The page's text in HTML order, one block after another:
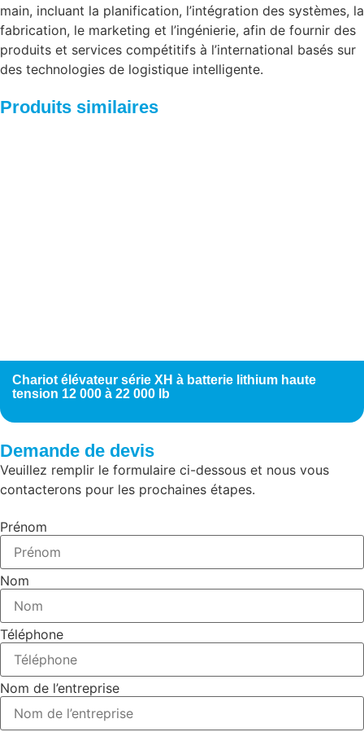
main, incluant la planification, l’intégration des systèmes, la
fabrication, le marketing et l’ingénierie, afin de fournir des
produits et services compétitifs à l’international basés sur
des technologies de logistique intelligente.
Produits similaires
Chariot élévateur série XH à batterie lithium haute
tension 12 000 à 22 000 lb
Demande de devis
Veuillez remplir le formulaire ci-dessous et nous vous
contacterons pour les prochaines étapes.
Prénom
Nom
Téléphone
Nom de l’entreprise